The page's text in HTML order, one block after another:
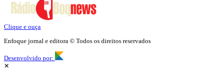
Clique e ouça
Enfoque jornal e editora © Todos os direitos reservados
Desenvolvido por:
✕